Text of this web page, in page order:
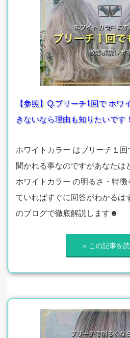
【参照】Q.ブリーチ1回で ホワ
きないなら理由も知りたいです
ホワイトカラー はブリーチ１回
聞かれる事なのですがあなたは
ホワイトカラー の明るさ・特
ていればすぐに回答がわかるは
のブログで徹底解説します☻
» この記事を